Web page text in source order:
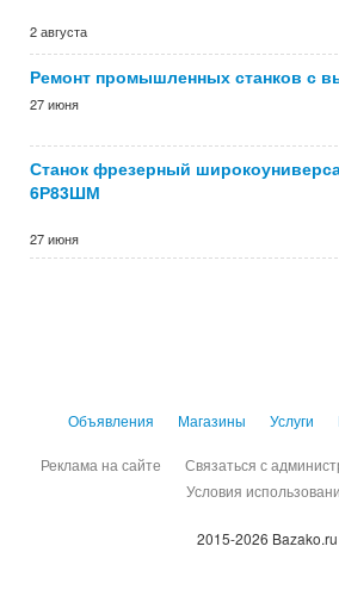
2 августа
Ремонт промышленных станков с
27 июня
Станок фрезерный
6Р83ШМ
27 июня
Объявления Магазины Услуги
Реклама на сайте Связаться с
Условия
2015-2026 Bazako.ru